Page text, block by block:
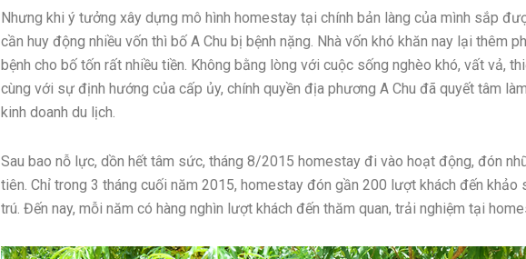
Nhưng khi ý tưởng xây dựng mô hình homestay tại chính bản làng của mình sắp
cần huy động nhiều vốn thì bố A Chu bị bệnh nặng. Nhà vốn khó khăn nay lại thêm
bệnh cho bố tốn rất nhiều tiền. Không bằng lòng với cuộc sống nghèo khó, vất vả,
cùng với sự định hướng của cấp ủy, chính quyền địa phương A Chu đã quyết tâm
kinh doanh du lịch.
Sau bao nỗ lực, dồn hết tâm sức, tháng 8/2015 homestay đi vào hoạt động, đón
tiên. Chỉ trong 3 tháng cuối năm 2015, homestay đón gần 200 lượt khách đến khảo
trú. Đến nay, mỗi năm có hàng nghìn lượt khách đến thăm quan, trải nghiệm tại